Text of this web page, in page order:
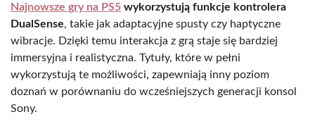
Najnowsze gry na PS5 wykorzystują funkcje kontrolera
DualSense, takie jak adaptacyjne spusty czy haptyczne
wibracje. Dzięki temu interakcja z grą staje się bardziej
immersyjna i realistyczna. Tytuły, które w pełni
wykorzystują te możliwości, zapewniają inny poziom
doznań w porównaniu do wcześniejszych generacji konsol
Sony.